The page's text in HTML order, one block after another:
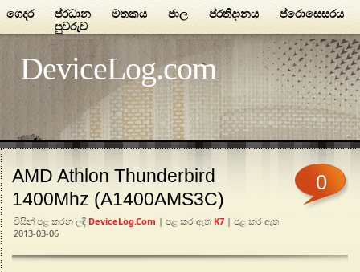
ගෙදර
ප්රධාන
පුවරුව
මතකය ජාල ප්රතිදානය ප්රොසෙසරය
DeviceLog.com
AMD Athlon Thunderbird
1400Mhz (A1400AMS3C)
විසින් පළ කරන ලදී DeviceLog.com | පළ කර ඇත K7 | පළ කර ඇත
2013-03-06
0